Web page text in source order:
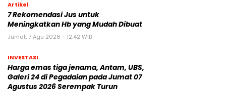
Artikel
7 Rekomendasi Jus untuk
Meningkatkan Hb yang Mudah Dibuat
Jumat, 7 Agu 2026 - 12:42 WIB
INVESTASI
Harga emas tiga jenama, Antam, UBS,
Galeri 24 di Pegadaian pada Jumat 07
Agustus 2026 Serempak Turun